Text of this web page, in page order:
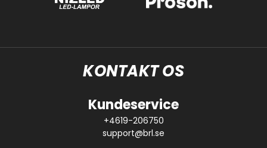
KONTAKT OS
Kundeservice
+4619-206750
support@brl.se